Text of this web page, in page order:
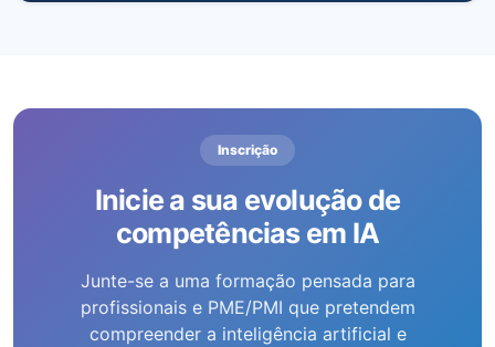
Inscrição
Inicie a sua evolução de
competências em IA
Junte-se a uma formação pensada para
profissionais e PME/PMI que pretendem
compreender a inteligência artificial e